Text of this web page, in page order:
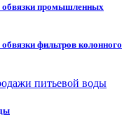
обвязки промышленных
фильтров колонного
питьевой воды